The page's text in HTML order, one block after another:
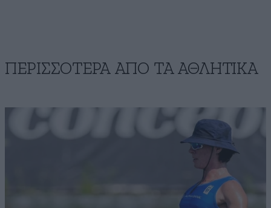
ΠΕΡΙΣΣΟΤΕΡΑ ΑΠΟ ΤA ΑΘΛΗΤΙΚΑ